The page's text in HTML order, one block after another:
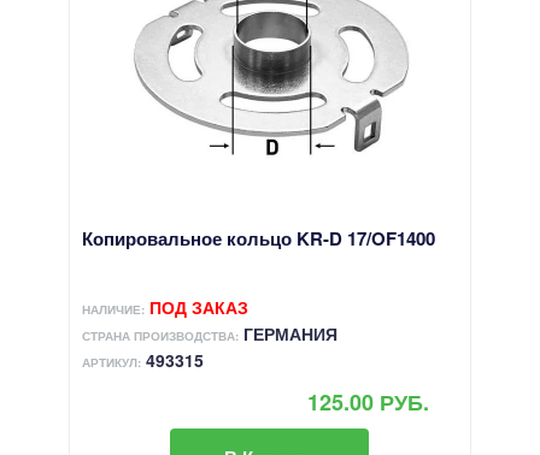
Копировальное кольцо KR-D 17/OF1400
НАЛИЧИЕ: ПОД ЗАКАЗ
СТРАНА ПРОИЗВОДСТВА:ГЕРМАНИЯ
АРТИКУЛ:493315
125.00 РУБ.